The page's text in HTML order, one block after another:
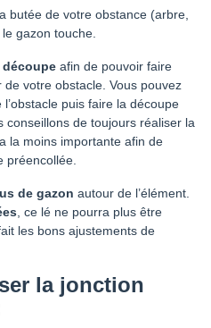
butée de votre obstance (arbre,
gazon touche.
découpe afin de pouvoir faire
de votre obstacle. Vous pouvez
puis faire la découpe
conseillons de toujours réaliser la
la moins importante afin de
préencollée.
de gazon autour de l’élément.
, ce lé ne pourra plus être
les bons ajustements de
la jonction